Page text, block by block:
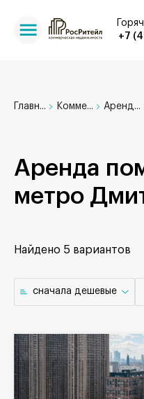
+7
Главн... Комме... Аренд...
Аренда
метро
Найдено 5 вариантов
cначала дешевые